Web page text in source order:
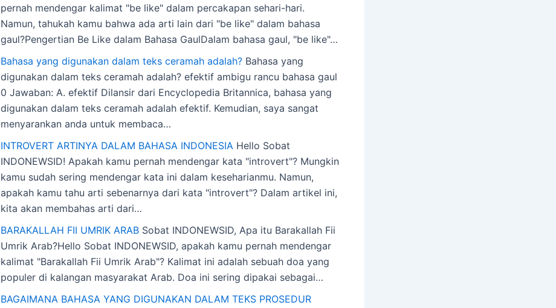
pernah mendengar kalimat "be like" dalam percakapan sehari-hari.
Namun, tahukah kamu bahwa ada arti lain dari "be like" dalam bahasa
gaul?Pengertian Be Like dalam Bahasa GaulDalam bahasa gaul, "be like"…
Bahasa yang digunakan dalam teks ceramah adalah? Bahasa yang
digunakan dalam teks ceramah adalah? efektif ambigu rancu bahasa gaul
0 Jawaban: A. efektif Dilansir dari Encyclopedia Britannica, bahasa yang
digunakan dalam teks ceramah adalah efektif. Kemudian, saya sangat
menyarankan anda untuk membaca…
INTROVERT ARTINYA DALAM BAHASA INDONESIA Hello Sobat
INDONEWSID! Apakah kamu pernah mendengar kata "introvert"? Mungkin
kamu sudah sering mendengar kata ini dalam keseharianmu. Namun,
apakah kamu tahu arti sebenarnya dari kata "introvert"? Dalam artikel ini,
kita akan membahas arti dari…
BARAKALLAH FII UMRIK ARAB Sobat INDONEWSID, Apa itu Barakallah Fii
Umrik Arab?Hello Sobat INDONEWSID, apakah kamu pernah mendengar
kalimat "Barakallah Fii Umrik Arab"? Kalimat ini adalah sebuah doa yang
populer di kalangan masyarakat Arab. Doa ini sering dipakai sebagai…
BAGAIMANA BAHASA YANG DIGUNAKAN DALAM TEKS PROSEDUR